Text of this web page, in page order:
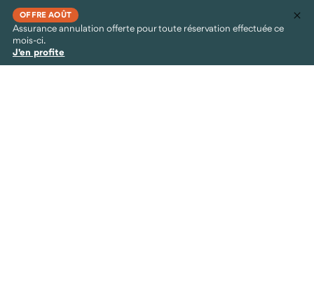
OFFRE AOÛT
Assurance annulation offerte pour toute réservation effectuée ce
mois-ci.
J'en profite